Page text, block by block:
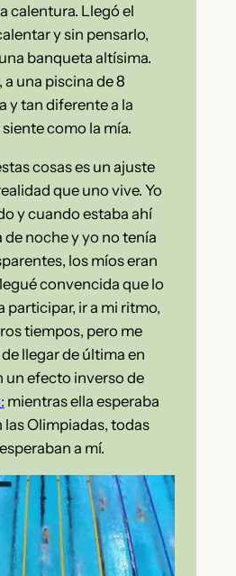
calentura. Llegó el
y sin pensarlo,
banqueta altísima.
a una piscina de 8
y tan diferente a la
como la mía.
cosas es un ajuste
que uno vive. Yo
y cuando estaba ahí
de noche y yo no tenía
los míos eran
convencida que lo
participar, ir a mi ritmo,
tiempos, pero me
llegar de última en
un efecto inverso de
mientras ella esperaba
las Olimpiadas, todas
a mí.